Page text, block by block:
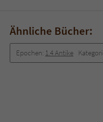
Ähnliche Bücher:
Epochen: 1.4 Antike